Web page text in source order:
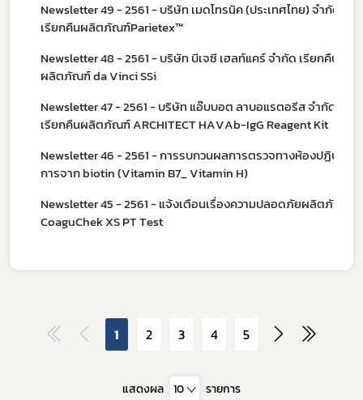
Newsletter 49 - 2561 - บริษัท เมดโทรนิค (ประเทศไทย) จำกัด
เรียกคืนผลิตภัณฑ์Parietex™
Newsletter 48 - 2561 - บริษัท บีเจซี เฮลท์แคร์ จำกัด เรียกคืน
ผลิตภัณฑ์ da Vinci SSi
Newsletter 47 - 2561 - บริษัท แอ๊บบอต ลาบอแรตอรีส จำกัด
เรียกคืนผลิตภัณฑ์ ARCHITECT HAVAb-IgG Reagent Kit
Newsletter 46 - 2561 - การรบกวนผลการตรวจทางห้องปฏิบัติ
การจาก biotin (Vitamin B7_ Vitamin H)
Newsletter 45 - 2561 - แจ้งเตือนเรื่องความปลอดภัยผลิตภัณฑ์
CoaguChek XS PT Test
1 2 3 4 5
แสดงผล 10 รายการ